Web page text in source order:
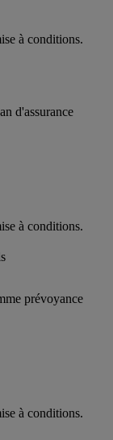
à conditions.
d'assurance
à conditions.
prévoyance
à conditions.